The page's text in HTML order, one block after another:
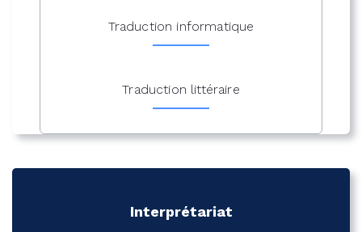
Traduction informatique
Traduction littéraire
Interprétariat